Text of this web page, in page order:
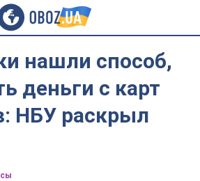
нашли способ,
деньги с карт
НБУ раскрыл